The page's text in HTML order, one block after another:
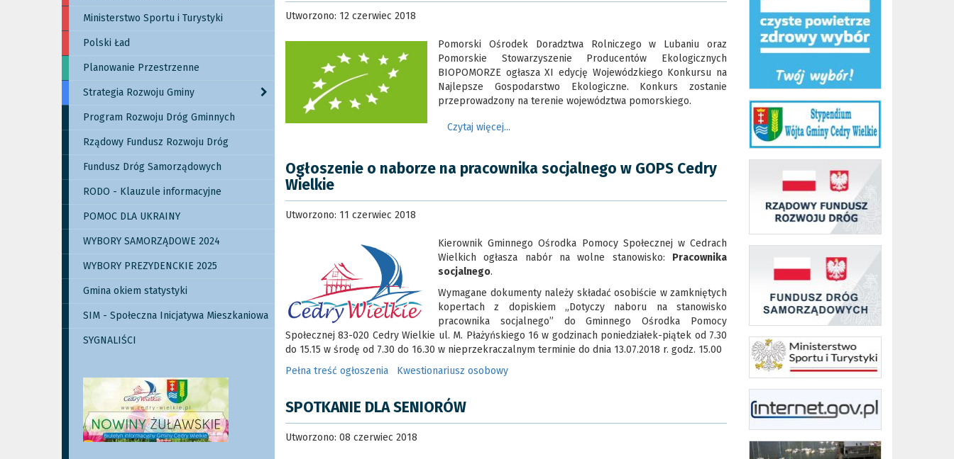
Ministerstwo Sportu i Turystyki
Polski Ład
Planowanie Przestrzenne
Strategia Rozwoju Gminy
Program Rozwoju Dróg Gminnych
Rządowy Fundusz Rozwoju Dróg
Fundusz Dróg Samorządowych
RODO - Klauzule informacyjne
POMOC DLA UKRAINY
WYBORY SAMORZĄDOWE 2024
WYBORY PREZYDENCKIE 2025
Gmina okiem statystyki
SIM - Społeczna Inicjatywa Mieszkaniowa
SYGNALIŚCI
Utworzono: 12 czerwiec 2018
Pomorski Ośrodek Doradztwa Rolniczego w Lubaniu oraz
Pomorskie Stowarzyszenie Producentów Ekologicznych
BIOPOMORZE ogłasza XI edycję Wojewódzkiego Konkursu na
Najlepsze Gospodarstwo Ekologiczne. Konkurs zostanie
przeprowadzony na terenie województwa pomorskiego.
Czytaj więcej...
Ogłoszenie o naborze na pracownika socjalnego w GOPS Cedry
Wielkie
Utworzono: 11 czerwiec 2018
Kierownik Gminnego Ośrodka Pomocy Społecznej w Cedrach
Wielkich ogłasza nabór na wolne stanowisko: Pracownika
socjalnego.
Wymagane dokumenty należy składać osobiście w zamkniętych
kopertach z dopiskiem „Dotyczy naboru na stanowisko
pracownika socjalnego” do Gminnego Ośrodka Pomocy
Społecznej 83-020 Cedry Wielkie ul. M. Płażyńskiego 16 w godzinach poniedziałek-piątek od 7.30
do 15.15 w środę od 7.30 do 16.30 w nieprzekraczalnym terminie do dnia 13.07.2018 r. godz. 15.00
Pełna treść ogłoszenia
Kwestionariusz osobowy
SPOTKANIE DLA SENIORÓW
Utworzono: 08 czerwiec 2018